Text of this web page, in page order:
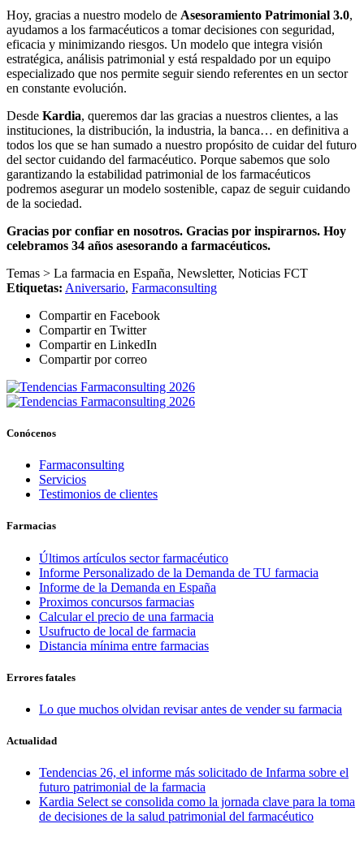
Hoy, gracias a nuestro modelo de Asesoramiento Patrimonial 3.0,
ayudamos a los farmacéuticos a tomar decisiones con seguridad,
eficacia y minimizando riesgos. Un modelo que integra visión
estratégica, análisis patrimonial y está respaldado por un equipo
especializado que nos permite seguir siendo referentes en un sector
en constante evolución.
Desde Kardia, queremos dar las gracias a nuestros clientes, a las
instituciones, la distribución, la industria, la banca… en definitiva a
todos los que se han sumado a nuestro propósito de cuidar del futuro
del sector cuidando del farmacéutico. Porque sabemos que solo
garantizando la estabilidad patrimonial de los farmacéuticos
podremos asegurar un modelo sostenible, capaz de seguir cuidando
de la sociedad.
Gracias por confiar en nosotros. Gracias por inspirarnos. Hoy
celebramos 34 años asesorando a farmacéuticos.
Temas > La farmacia en España, Newsletter, Noticias FCT
Etiquetas: Aniversario, Farmaconsulting
Compartir en Facebook
Compartir en Twitter
Compartir en LinkedIn
Compartir por correo
Conócenos
Farmaconsulting
Servicios
Testimonios de clientes
Farmacias
Últimos artículos sector farmacéutico
Informe Personalizado de la Demanda de TU farmacia
Informe de la Demanda en España
Proximos concursos farmacias
Calcular el precio de una farmacia
Usufructo de local de farmacia
Distancia mínima entre farmacias
Errores fatales
Lo que muchos olvidan revisar antes de vender su farmacia
Actualidad
Tendencias 26, el informe más solicitado de Infarma sobre el
futuro patrimonial de la farmacia
Kardia Select se consolida como la jornada clave para la toma
de decisiones de la salud patrimonial del farmacéutico